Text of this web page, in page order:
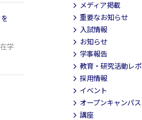
在学
メディア掲載
重要なお知らせ
入試情報
お知らせ
学事報告
教育・研究活動レ
採用情報
イベント
オープンキャンパス
講座